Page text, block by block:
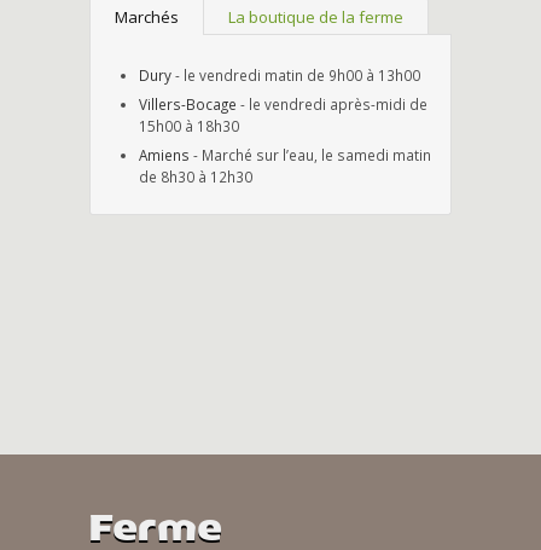
Marchés La boutique de la ferme
Dury- le vendredi matin de 9h00 à 13h00
Villers-Bocage - le vendredi après-midi de
15h00 à 18h30
Amiens - Marché sur l’eau, le samedi matin
de 8h30 à 12h30
Ferme